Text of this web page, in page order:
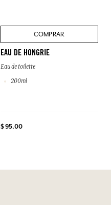
COMPRAR
EAU DE HONGRIE
Eau de toilette
200ml
$ 95.00